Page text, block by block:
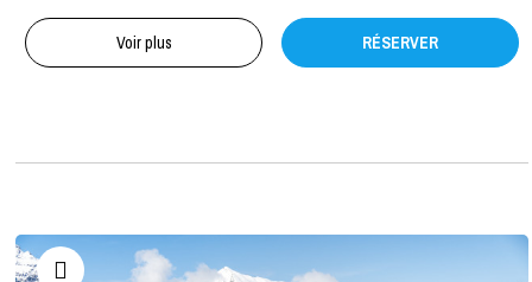
Voir plus RÉSERVER